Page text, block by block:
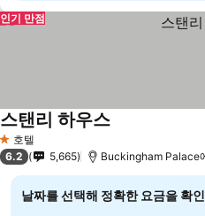
인기 만점
1 성급
호텔
스탠리 하우스요금 보기
6.2 5,665 Buckingham Palace
날짜를 선택해 정확한 요금을 확